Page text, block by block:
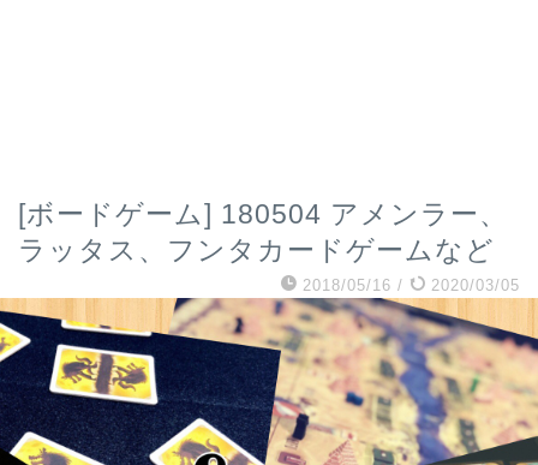
[ボードゲーム] 180504 アメンラー、
ラッタス、フンタカードゲームなど
2018/05/16 / 2020/03/05